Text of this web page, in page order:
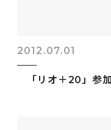
2012.07.01
「リオ＋20」参加